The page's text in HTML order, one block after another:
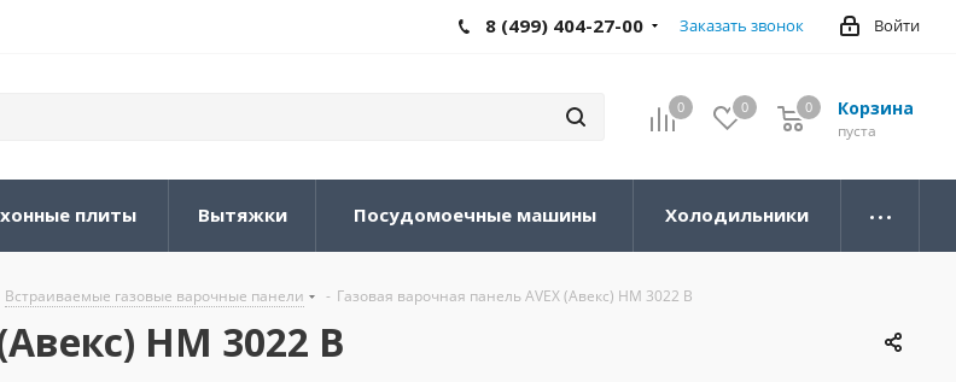
Войти
8 (499) 404-27-00 Заказать звонок
0 0 Корзина
0
пуста
0
плиты Вытяжки Посудомоечные машины Холодильники
Встраиваемые газовые варочные панели - Газовая варочная панель AVEX (Авекс) HM 3022 B
HM 3022 B